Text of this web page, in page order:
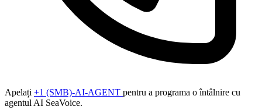
Apelați +1 (SMB)-AI-AGENT pentru a programa o întâlnire cu
agentul AI SeaVoice.